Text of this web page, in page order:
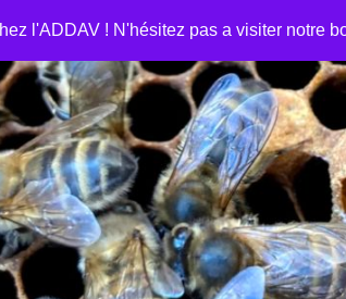
l'ADDAV ! N'hésitez pas a visiter notre
l’abeille en ville Apiculture urbaine : les
Client Portal Cookie Policy
et de retours Validation de la